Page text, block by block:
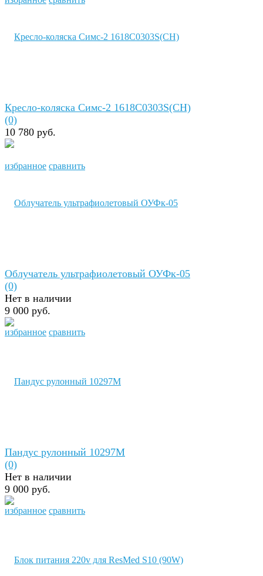
избранное сравнить
Кресло-коляска Симс-2 1618С0303S(СН)
(0)
10 780 руб.
избранное сравнить
Облучатель ультрафиолетовый ОУФк-05
(0)
Нет в наличии
9 000 руб.
избранное сравнить
Пандус рулонный 10297М
(0)
Нет в наличии
9 000 руб.